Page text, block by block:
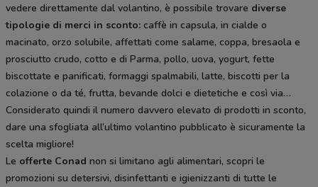
vedere direttamente dal volantino, è possibile trovare diverse
tipologie di merci in sconto: caffè in capsula, in cialde o
macinato, orzo solubile, affettati come salame, coppa, bresaola e
prosciutto crudo, cotto e di Parma, pollo, uova, yogurt, fette
biscottate e panificati, formaggi spalmabili, latte, biscotti per la
colazione o da té, frutta, bevande dolci e dietetiche e così via
Considerato quindi il numero davvero elevato di prodotti in sconto,
dare una sfogliata all’ultimo volantino pubblicato è sicuramente la
scelta migliore!
Le offerte Conad non si limitano agli alimentari, scopri le
promozioni su detersivi, disinfettanti e igienizzanti di tutte le